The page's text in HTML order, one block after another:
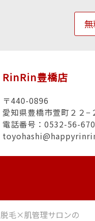
RinRin豊橋店
〒440-0896
愛知県豊橋市萱町２２−
電話番号：0532-56-
脱毛×肌管理サロンの